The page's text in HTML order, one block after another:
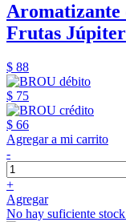
Aromatizante
Frutas Júpiter
$ 88
$ 75
$ 66
Agregar a mi carrito
-
+
Agregar
No hay suficiente